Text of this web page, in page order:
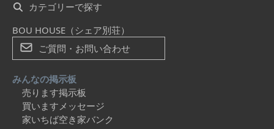
カテゴリーで探す
BOU HOUSE（シェア別荘）
ご質問・お問い合わせ
みんなの掲示板
売ります掲示板
買いますメッセージ
家いちば空き家バンク